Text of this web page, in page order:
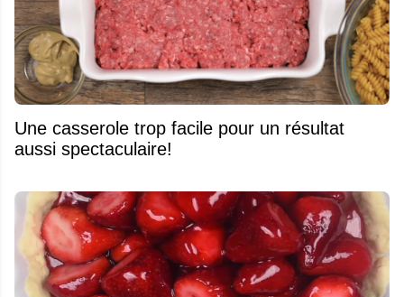
Une casserole trop facile pour un résultat
aussi spectaculaire!